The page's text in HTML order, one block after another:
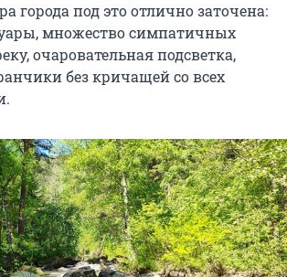
города под это отлично заточена:
множество симпатичных
очаровательная подсветка,
без кричащей со всех